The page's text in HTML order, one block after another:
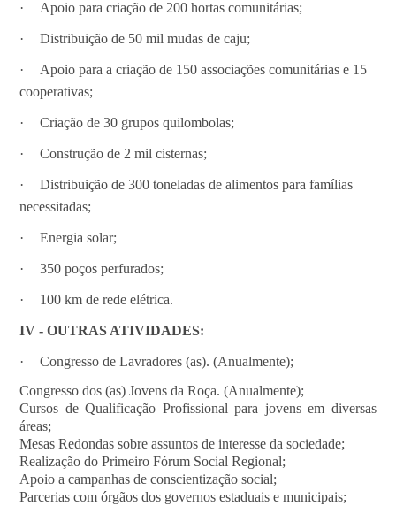
· Apoio para criação de 200 hortas comunitárias;
· Distribuição de 50 mil mudas de caju;
·
Apoio para a criação de 150 associações comunitárias e 15
cooperativas;
· Criação de 30 grupos quilombolas;
· Construção de 2 mil cisternas;
·
Distribuição de 300 toneladas de alimentos para famílias
necessitadas;
· Energia solar;
· 350 poços perfurados;
· 100 km de rede elétrica.
IV - OUTRAS ATIVIDADES:
·
Congresso de Lavradores (as). (Anualmente);
Congresso dos (as) Jovens da Roça. (Anualmente);
Cursos de Qualificação Profissional para jovens em diversas
áreas;
Mesas Redondas sobre assuntos de interesse da sociedade;
Realização do Primeiro Fórum Social Regional;
Apoio a campanhas de conscientização social;
Parcerias com órgãos dos governos estaduais e municipais;